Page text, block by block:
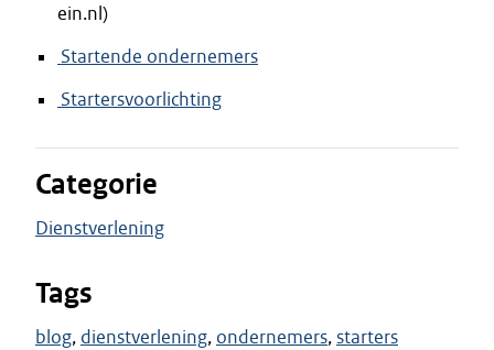
ein.nl)
Startende ondernemers
Startersvoorlichting
Categorie
Dienstverlening
Tags
blog dienstverlening ondernemers starters